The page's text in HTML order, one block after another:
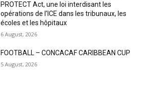
PROTECT Act, une loi interdisant les
opérations de l’ICE dans les tribunaux, les
écoles et les hôpitaux
6 August, 2026
FOOTBALL – CONCACAF CARIBBEAN CUP
5 August, 2026